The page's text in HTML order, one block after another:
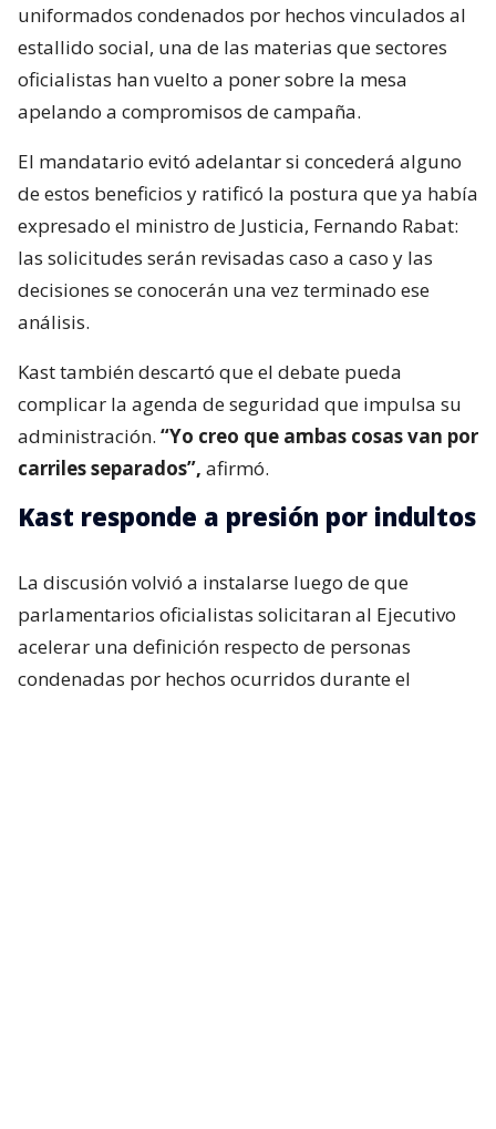
uniformados condenados por hechos vinculados al
estallido social, una de las materias que sectores
oficialistas han vuelto a poner sobre la mesa
apelando a compromisos de campaña.
El mandatario evitó adelantar si concederá alguno
de estos beneficios y ratificó la postura que ya había
expresado el ministro de Justicia, Fernando Rabat:
las solicitudes serán revisadas caso a caso y las
decisiones se conocerán una vez terminado ese
análisis.
Kast también descartó que el debate pueda
complicar la agenda de seguridad que impulsa su
administración. “Yo creo que ambas cosas van por
carriles separados”, afirmó.
Kast responde a presión por indultos
La discusión volvió a instalarse luego de que
parlamentarios oficialistas solicitaran al Ejecutivo
acelerar una definición respecto de personas
condenadas por hechos ocurridos durante el